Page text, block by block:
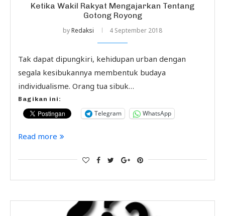
Ketika Wakil Rakyat Mengajarkan Tentang
Gotong Royong
byRedaksi 4 September 2018
Tak dapat dipungkiri, kehidupan urban dengan
segala kesibukannya membentuk budaya
individualisme. Orang tua sibuk…
Bagikan ini:
Telegram WhatsApp
Read more